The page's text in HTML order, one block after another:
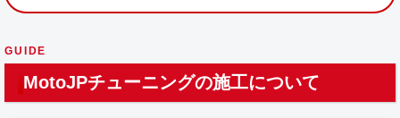
GUIDE
MotoJPチューニングの施工について